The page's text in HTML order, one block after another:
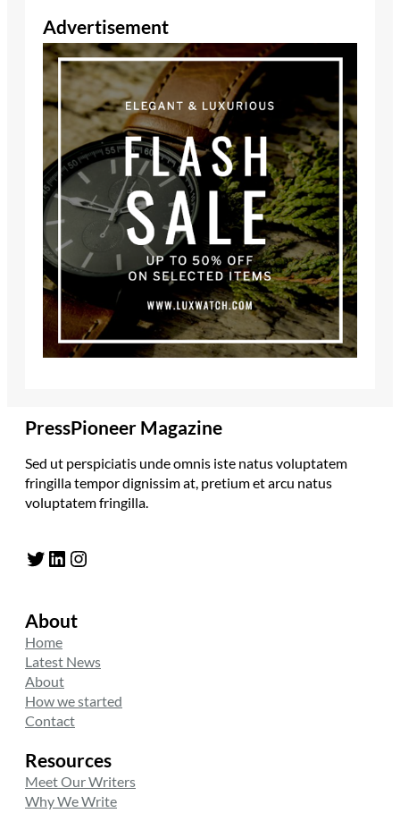
Advertisement
PressPioneer Magazine
Sed ut perspiciatis unde omnis iste natus voluptatem
fringilla tempor dignissim at, pretium et arcu natus
voluptatem fringilla.
Twitter LinkedIn Instagram
About
Home
Latest News
About
How we started
Contact
Resources
Meet Our Writers
Why We Write